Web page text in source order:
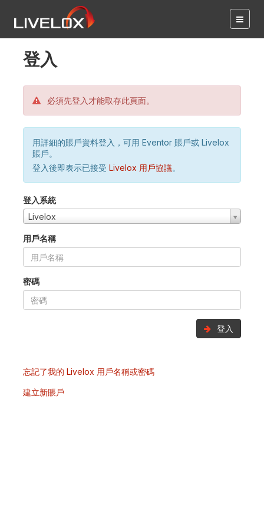
登入
必須先登入才能取存此頁面。
用詳細的賬戶資料登入，可用 Eventor 賬戶或 Livelox
賬戶。
登入後即表示已接受 Livelox 用戶協議。
登入系統
Livelox
用戶名稱
密碼
登入
忘記了我的 Livelox 用戶名稱或密碼
建立新賬戶